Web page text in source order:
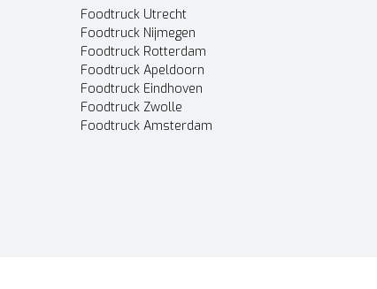
Foodtruck Utrecht
Foodtruck Nijmegen
Foodtruck Rotterdam
Foodtruck Apeldoorn
Foodtruck Eindhoven
Foodtruck Zwolle
Foodtruck Amsterdam